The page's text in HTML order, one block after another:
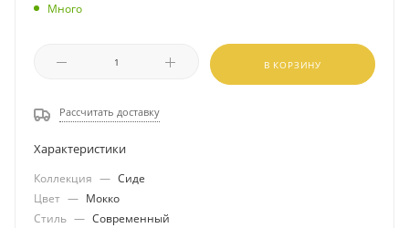
Много
В КОРЗИНУ
Рассчитать доставку
Характеристики
Коллекция — Сиде
Цвет — Мокко
Стиль — Современный